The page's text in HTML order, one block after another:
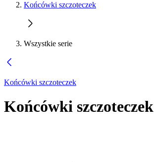
Końcówki szczoteczek
Wszystkie serie
Końcówki szczoteczek
Końcówki szczoteczek